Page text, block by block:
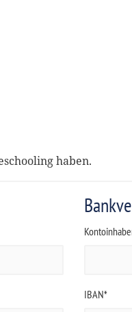
haben.
IBAN*